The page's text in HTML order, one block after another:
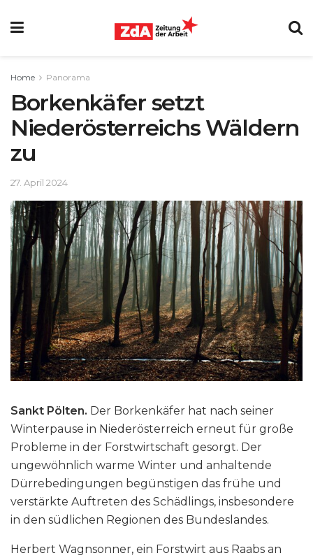
Home Panorama
Borkenkäfer setzt
Niederösterreichs Wäldern
zu
27. April 2024
Sankt Pölten. Der Borkenkäfer hat nach seiner
Winterpause in Niederösterreich erneut für große
Probleme in der Forstwirtschaft gesorgt. Der
ungewöhnlich warme Winter und anhaltende
Dürrebedingungen begünstigen das frühe und
verstärkte Auftreten des Schädlings, insbesondere
in den südlichen Regionen des Bundeslandes.
Herbert Wagnsonner, ein Forstwirt aus Raabs an